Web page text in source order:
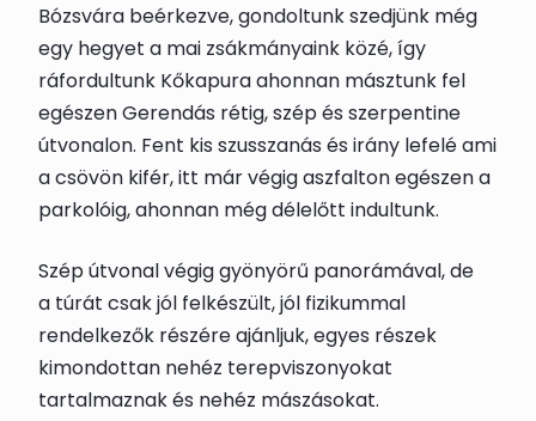
Bózsvára beérkezve, gondoltunk szedjünk még
egy hegyet a mai zsákmányaink közé, így
ráfordultunk Kőkapura ahonnan másztunk fel
egészen Gerendás rétig, szép és szerpentine
útvonalon. Fent kis szusszanás és irány lefelé ami
a csövön kifér, itt már végig aszfalton egészen a
parkolóig, ahonnan még délelőtt indultunk.
Szép útvonal végig gyönyörű panorámával, de
a túrát csak jól felkészült, jól fizikummal
rendelkezők részére ajánljuk, egyes részek
kimondottan nehéz terepviszonyokat
tartalmaznak és nehéz mászásokat.